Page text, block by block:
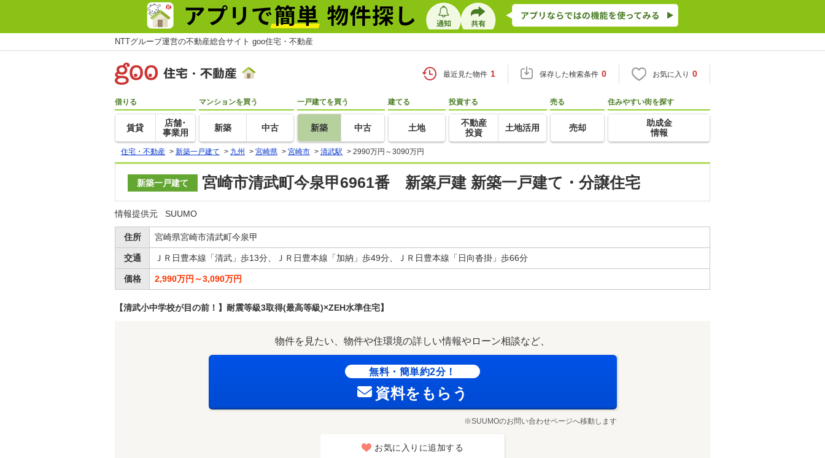
NTTグループ運営の不動産総合サイト goo住宅・不動産
最近見た物件 1 保存した検索条件 0 お気に入り 0
借りる
賃貸
店舗･
事業用
マンションを買う
新築 中古
一戸建てを買う
新築 中古
建てる
土地
投資する
不動産
投資
土地活用
売る
売却
住みやすい街を探す
助成金
情報
住宅・不動産 > 新築一戸建て > 九州 > 宮崎県 > 宮崎市 > 清武駅 > 2990万円～3090万円
新築一戸建て 宮崎市清武町今泉甲6961番 新築戸建 新築一戸建て・分譲住宅
情報提供元 SUUMO
住所 宮崎県宮崎市清武町今泉甲
交通 ＪＲ日豊本線「清武」歩13分、ＪＲ日豊本線「加納」歩49分、ＪＲ日豊本線「日向沓掛」歩66分
価格 2,990万円～3,090万円
【清武小中学校が目の前！】耐震等級3取得(最高等級)×ZEH水準住宅】
物件を見たい、物件や住環境の詳しい情報やローン相談など、
無料・簡単約2分！
資料をもらう
※SUUMOのお問い合わせページへ移動します
お気に入りに追加する